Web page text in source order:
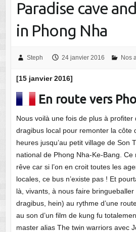
Paradise cave
in Phong Nha
Steph 24 janvier 2016 Nos
[15 janvier 2016]
En route vers
Nous voilà une fois de plus à profiter
dragibus local pour remonter la côte
heures jusqu’au petit village de Son
national de Phong Nha-Ke-Bang. Ce
rêve car si l’on en croit toutes les
locales, ce bus n’existe pas ! Et
là, vivants, à nous faire bringueballer
dragibus, hein) au rythme d’une
au son d’un film de kung fu
master alias The twin warriors avec